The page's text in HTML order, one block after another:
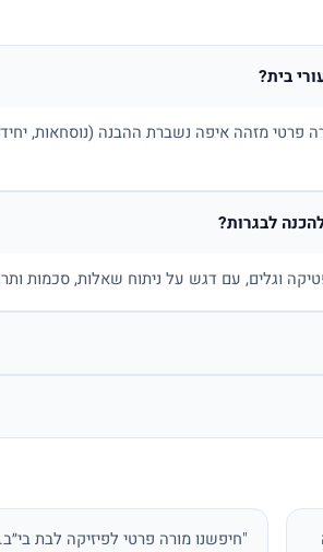
בית?
פרטי מזהה איפה נשברת ההבנה (נוסחאות,
לבגרות?
וגלים, עם דגש על ניתוח שאלות, סכמות
"חיפשנו מורה פרטי לפיזיקה לבת